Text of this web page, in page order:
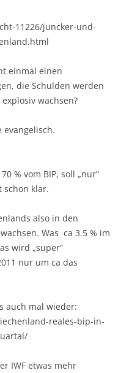
11226/juncker-und-
einmal einen
die Schulden werden
wachsen?
evangelisch.
% vom BIP, soll „nur“
schon klar.
also in den
Was ca 3.5 % im
wird „super“
nur um ca das
auch mal wieder:
reales-bip-in-
IWF etwas mehr